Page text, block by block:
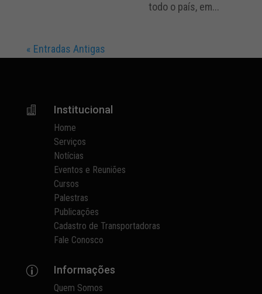
todo o país, em...
« Entradas Antigas
 Institucional
Home
Serviços
Notícias
Eventos e Reuniões
Cursos
Palestras
Publicações
Cadastro de Transportadoras
Fale Conosco
p Informações
Quem Somos